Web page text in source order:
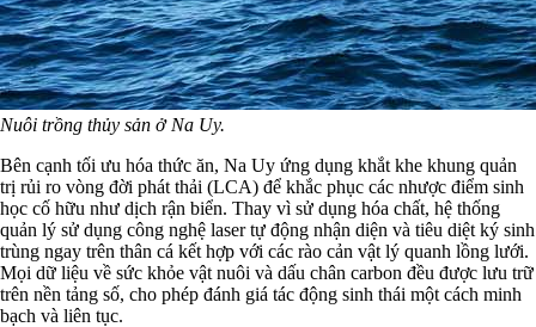
Nuôi trồng thủy sản ở Na Uy.
Bên cạnh tối ưu hóa thức ăn, Na Uy ứng dụng khắt khe khung quản
trị rủi ro vòng đời phát thải (LCA) để khắc phục các nhược điểm sinh
học cố hữu như dịch rận biển. Thay vì sử dụng hóa chất, hệ thống
quản lý sử dụng công nghệ laser tự động nhận diện và tiêu diệt ký sinh
trùng ngay trên thân cá kết hợp với các rào cản vật lý quanh lồng lưới.
Mọi dữ liệu về sức khỏe vật nuôi và dấu chân carbon đều được lưu trữ
trên nền tảng số, cho phép đánh giá tác động sinh thái một cách minh
bạch và liên tục.